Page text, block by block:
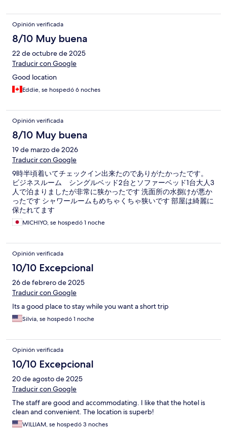
Opinión verificada
8/10 Muy buena
22 de octubre de 2025
Traducir con Google
Good location
Eddie, se hospedó 6 noches
Opinión verificada
8/10 Muy buena
19 de marzo de 2026
Traducir con Google
9時半頃着いてチェックイン出来たのでありがたかったです。
ビジネスルーム シングルベッド2台とソファーベッド1台大人3
人で泊まりましたが非常に狭かったです 洗面所の水捌けが悪か
ったです シャワールームもめちゃくちゃ狭いです 部屋は綺麗に
保たれてます
MICHIYO, se hospedó 1 noche
Opinión verificada
10/10 Excepcional
26 de febrero de 2025
Traducir con Google
Its a good place to stay while you want a short trip
Silvia, se hospedó 1 noche
Opinión verificada
10/10 Excepcional
20 de agosto de 2025
Traducir con Google
The staff are good and accommodating. I like that the hotel is
clean and convenient. The location is superb!
WILLIAM, se hospedó 3 noches